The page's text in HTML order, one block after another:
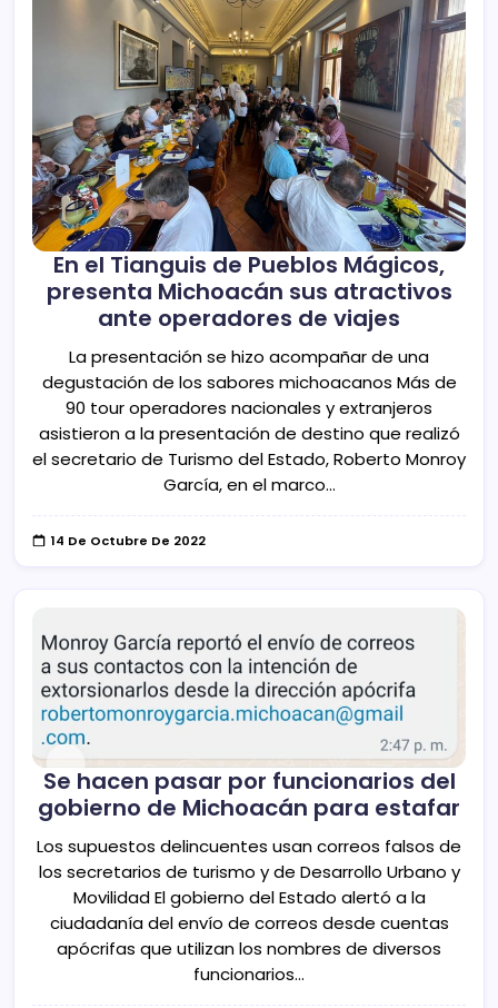
En el Tianguis de Pueblos Mágicos,
presenta Michoacán sus atractivos
ante operadores de viajes
La presentación se hizo acompañar de una
degustación de los sabores michoacanos Más de
90 tour operadores nacionales y extranjeros
asistieron a la presentación de destino que realizó
el secretario de Turismo del Estado, Roberto Monroy
García, en el marco…
14 De Octubre De 2022
Se hacen pasar por funcionarios del
gobierno de Michoacán para estafar
Los supuestos delincuentes usan correos falsos de
los secretarios de turismo y de Desarrollo Urbano y
Movilidad El gobierno del Estado alertó a la
ciudadanía del envío de correos desde cuentas
apócrifas que utilizan los nombres de diversos
funcionarios…